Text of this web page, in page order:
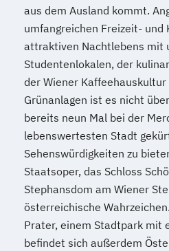
aus dem Ausland kommt.
umfangreichen Freizeit- und
attraktiven Nachtlebens mit
Studentenlokalen, der
der Wiener
Grünanlagen ist es nicht
bereits neun Mal bei der
lebenswertesten Stadt
Sehenswürdigkeiten zu
Staatsoper, das Schloss
Stephansdom am Wiener
österreichische
Prater, einem Stadtpark mit
befindet sich außerdem